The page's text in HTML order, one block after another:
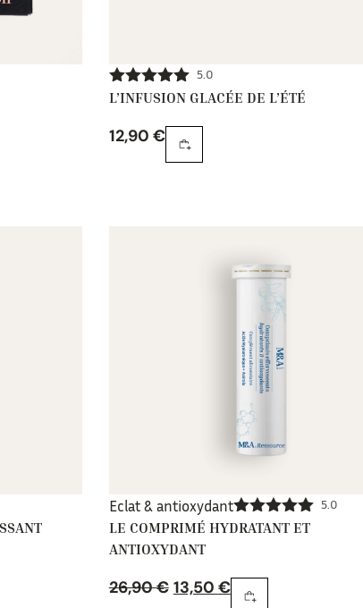
Note5.00
5.0
L’INFUSION GLACÉE DE L’ÉTÉ
12,90 €
Eclat & antioxydant
Note5.00
5.0
LE COMPRIMÉ HYDRATANT ET
ANTIOXYDANT
26,90€ 13,50 €